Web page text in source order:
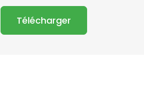
Télécharger